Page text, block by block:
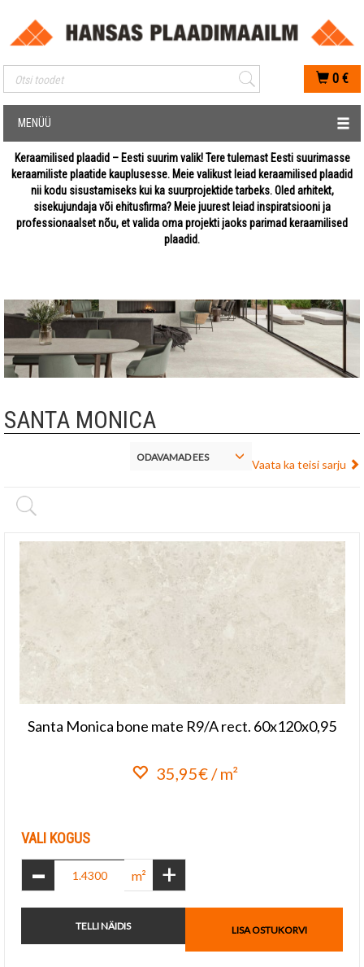
Mobiilis otsimise sisestus
0 €
MENÜÜ
Keraamilised plaadid – Eesti suurim valik! Tere tulemast Eesti suurimasse
keraamiliste plaatide kauplusesse. Meie valikust leiad keraamilised plaadid
nii kodu sisustamiseks kui ka suurprojektide tarbeks. Oled arhitekt,
sisekujundaja või ehitusfirma? Meie juurest leiad inspiratsiooni ja
professionaalset nõu, et valida oma projekti jaoks parimad keraamilised
plaadid.
SANTA MONICA
Vaata ka teisi sarju
ODAVAMAD EES
Santa Monica bone mate R9/A rect. 60x120x0,95
35,95€ / m²
VALI KOGUS
- m² +
TELLI NÄIDIS LISA OSTUKORVI